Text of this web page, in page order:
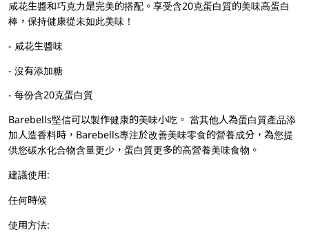
咸花生醬和巧克力是完美的搭配。享受含20克蛋白質的美味高蛋白
棒，保持健康從未如此美味！
- 咸花生醬味
- 沒有添加糖
- 每份含20克蛋白質
Barebells堅信可以製作健康的美味小吃。 當其他人為蛋白質產品添
加人造香料時，Barebells專注於改善美味零食的營養成分，為您提
供您碳水化合物含量更少，蛋白質更多的高營養美味食物。
建議使用:
任何時候
使用方法: